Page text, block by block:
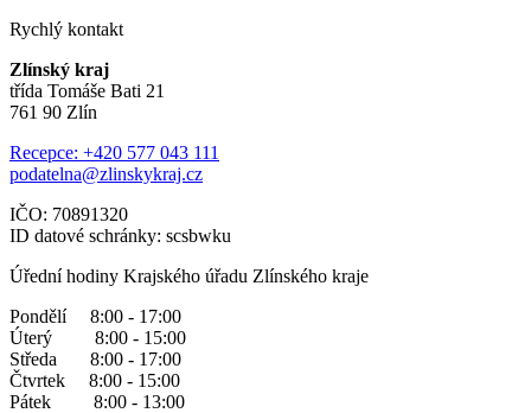
Rychlý kontakt
Zlínský kraj
třída Tomáše Bati 21
761 90 Zlín
Recepce: +420 577 043 111
podatelna@zlinskykraj.cz
IČO: 70891320
ID datové schránky: scsbwku
Úřední hodiny Krajského úřadu Zlínského kraje
Pondělí 8:00 - 17:00
Úterý 8:00 - 15:00
Středa 8:00 - 17:00
Čtvrtek 8:00 - 15:00
Pátek 8:00 - 13:00